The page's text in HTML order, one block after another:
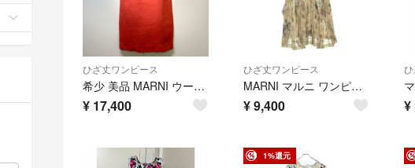
ひざ丈ワンピース
希少 美品 MARNI ウール Vネック デザイン ノースリーブ ワンピース
¥ 17,400
ひざ丈ワンピース
MARNI マルニ ワンピース S ベージュ 【古着】【中古】【送料無料】
¥9,400 ¥
1%還元